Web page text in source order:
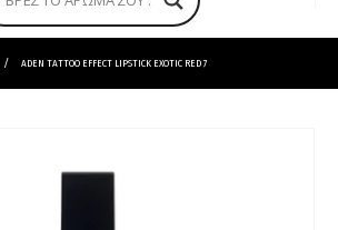
ADEN TATTOO EFFECT LIPSTICK EXOTIC RED 7